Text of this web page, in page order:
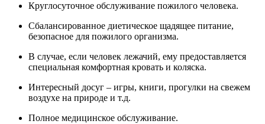
Круглосуточное обслуживание пожилого человека.
Сбалансированное диетическое щадящее питание,
безопасное для пожилого организма.
В случае, если человек лежачий, ему предоставляется
специальная комфортная кровать и коляска.
Интересный досуг – игры, книги, прогулки на свежем
воздухе на природе и т.д.
Полное медицинское обслуживание.